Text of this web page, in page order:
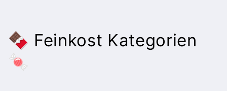
🍫 Feinkost Kategorien
🍬